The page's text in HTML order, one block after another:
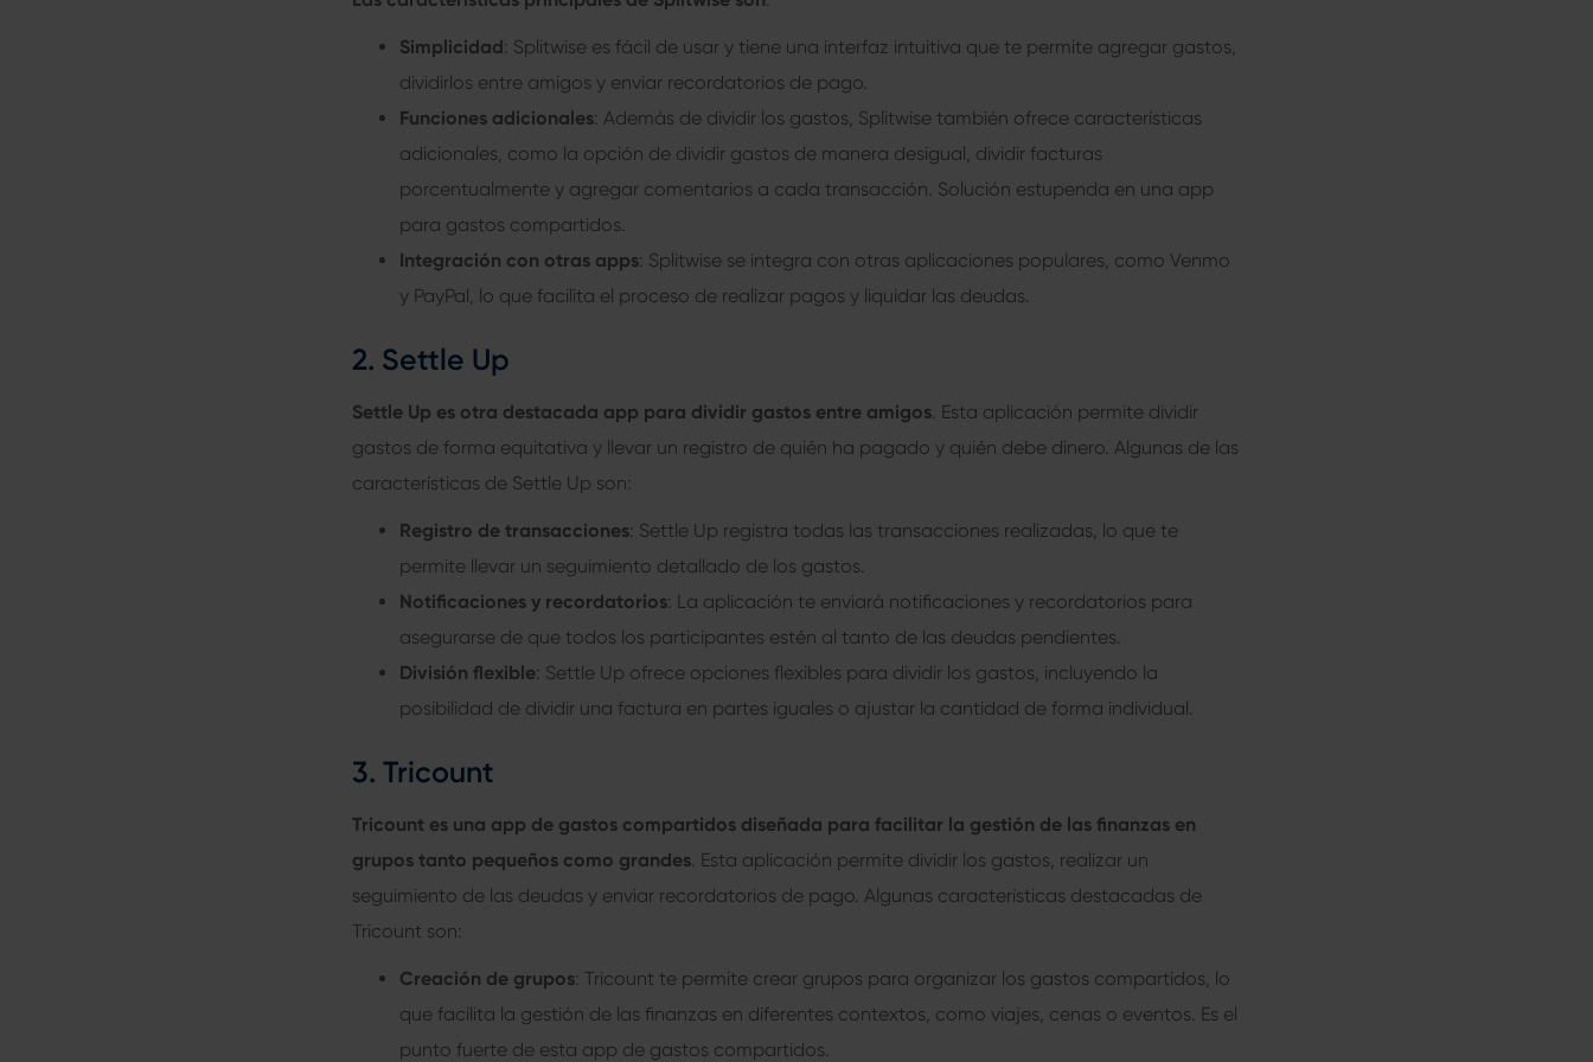
Simplicidad: Splitwise es fácil de usar y tiene una interfaz intuitiva que te permite agregar gastos,
dividirlos entre amigos y enviar recordatorios de pago.
Funciones adicionales: Además de dividir los gastos, Splitwise también ofrece características
adicionales, como la opción de dividir gastos de manera desigual, dividir facturas
porcentualmente y agregar comentarios a cada transacción. Solución estupenda en una app
para gastos compartidos.
Integración con otras apps: Splitwise se integra con otras aplicaciones populares, como Venmo
y PayPal, lo que facilita el proceso de realizar pagos y liquidar las deudas.
2. Settle Up
Settle Up es otra destacada app para dividir gastos entre amigos. Esta aplicación permite dividir
gastos de forma equitativa y llevar un registro de quién ha pagado y quién debe dinero. Algunas de las
características de Settle Up son:
Registro de transacciones: Settle Up registra todas las transacciones realizadas, lo que te
permite llevar un seguimiento detallado de los gastos.
Notificaciones y recordatorios: La aplicación te enviará notificaciones y recordatorios para
asegurarse de que todos los participantes estén al tanto de las deudas pendientes.
División flexible: Settle Up ofrece opciones flexibles para dividir los gastos, incluyendo la
posibilidad de dividir una factura en partes iguales o ajustar la cantidad de forma individual.
3. Tricount
Tricount es una app de gastos compartidos diseñada para facilitar la gestión de las finanzas en
grupos tanto pequeños como grandes. Esta aplicación permite dividir los gastos, realizar un
seguimiento de las deudas y enviar recordatorios de pago. Algunas características destacadas de
Tricount son:
Creación de grupos: Tricount te permite crear grupos para organizar los gastos compartidos, lo
que facilita la gestión de las finanzas en diferentes contextos, como viajes, cenas o eventos. Es el
punto fuerte de esta app de gastos compartidos.